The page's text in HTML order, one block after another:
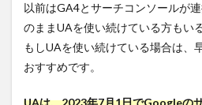
クス
4（GA4）
とサーチ
コンソー
ルを連携
ット
以前はGA4とサーチコンソールが
のままUAを使い続けている方もい
もしUAを使い続けている場合は、
おすすめです。
UAは、2023年7月1日でGoogleの